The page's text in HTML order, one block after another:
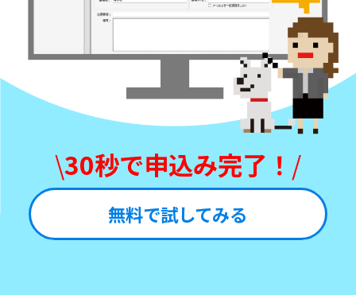
\30秒で申込み完了！ /
無料で試してみる